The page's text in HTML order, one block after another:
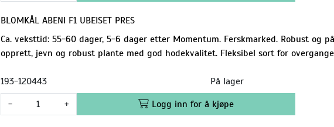
BLOMKÅL ABENI F1 UBEISET PRES
Ca. veksttid: 55-60 dager, 5-6 dager etter Momentum. Ferskmarked. Robust og
opprett, jevn og robust plante med god hodekvalitet. Fleksibel sort for
193-120443 På lager
- + Logg inn for å kjøpe